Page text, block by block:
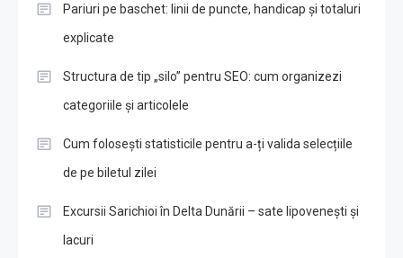
Pariuri pe baschet: linii de puncte, handicap și totaluri
explicate
Structura de tip „silo” pentru SEO: cum organizezi
categoriile și articolele
Cum folosești statisticile pentru a-ți valida selecțiile
de pe biletul zilei
Excursii Sarichioi în Delta Dunării – sate lipovenești și
lacuri